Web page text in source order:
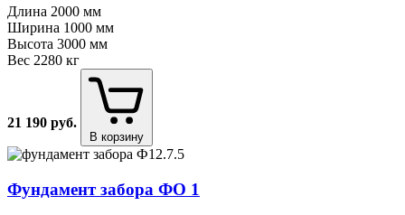
Длина 2000 мм
Ширина 1000 мм
Высота 3000 мм
Вес 2280 кг
21 190 руб.
В корзину
Фундамент забора ФО 1